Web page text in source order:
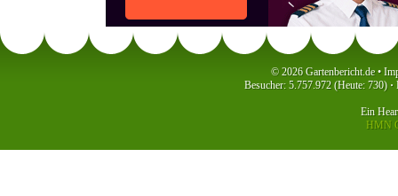
© 2026 Gartenbericht.de •
Besucher: 5.757.972 (Heute: 730) ·
Ein
HMN